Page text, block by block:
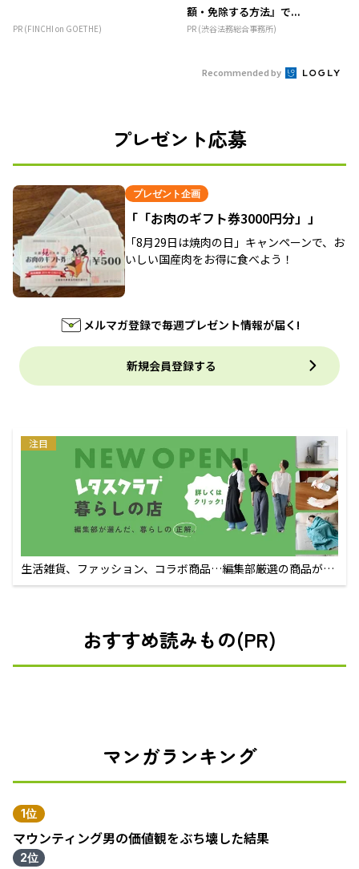
PR (FINCHI on GOETHE)
額・免除する方法』で...
PR (渋谷法務総合事務所)
Recommended by
プレゼント応募
プレゼント企画
「「お肉のギフト券3000円分」」
「8月29日は焼肉の日」キャンペーンで、お
いしい国産肉をお得に食べよう！
メルマガ登録で毎週プレゼント情報が届く!
新規会員登録する
注目
生活雑貨、ファッション、コラボ商品…編集部厳選の商品が買
えるECサイト
おすすめ読みもの(PR)
マンガランキング
1位
マウンティング男の価値観をぶち壊した結果
2位